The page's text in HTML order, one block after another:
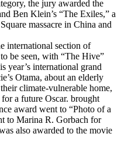
the jury awarded the
Ben Klein’s “The Exiles,” a
massacre in China and
international section of
be seen, with “The Hive”
year’s international grand
Otama, about an elderly
climate-vulnerable home,
a future Oscar. brought
award went to “Photo of a
to Marina R. Gorbach for
also awarded to the movie